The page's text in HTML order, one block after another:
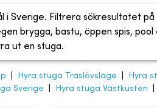
i Sverige. Filtrera sökresultatet
brygga, bastu, öppen spis,
ut en stuga.
Hyra stuga Träslövsläge Hyra
Sverige Hyra stuga Västkusten